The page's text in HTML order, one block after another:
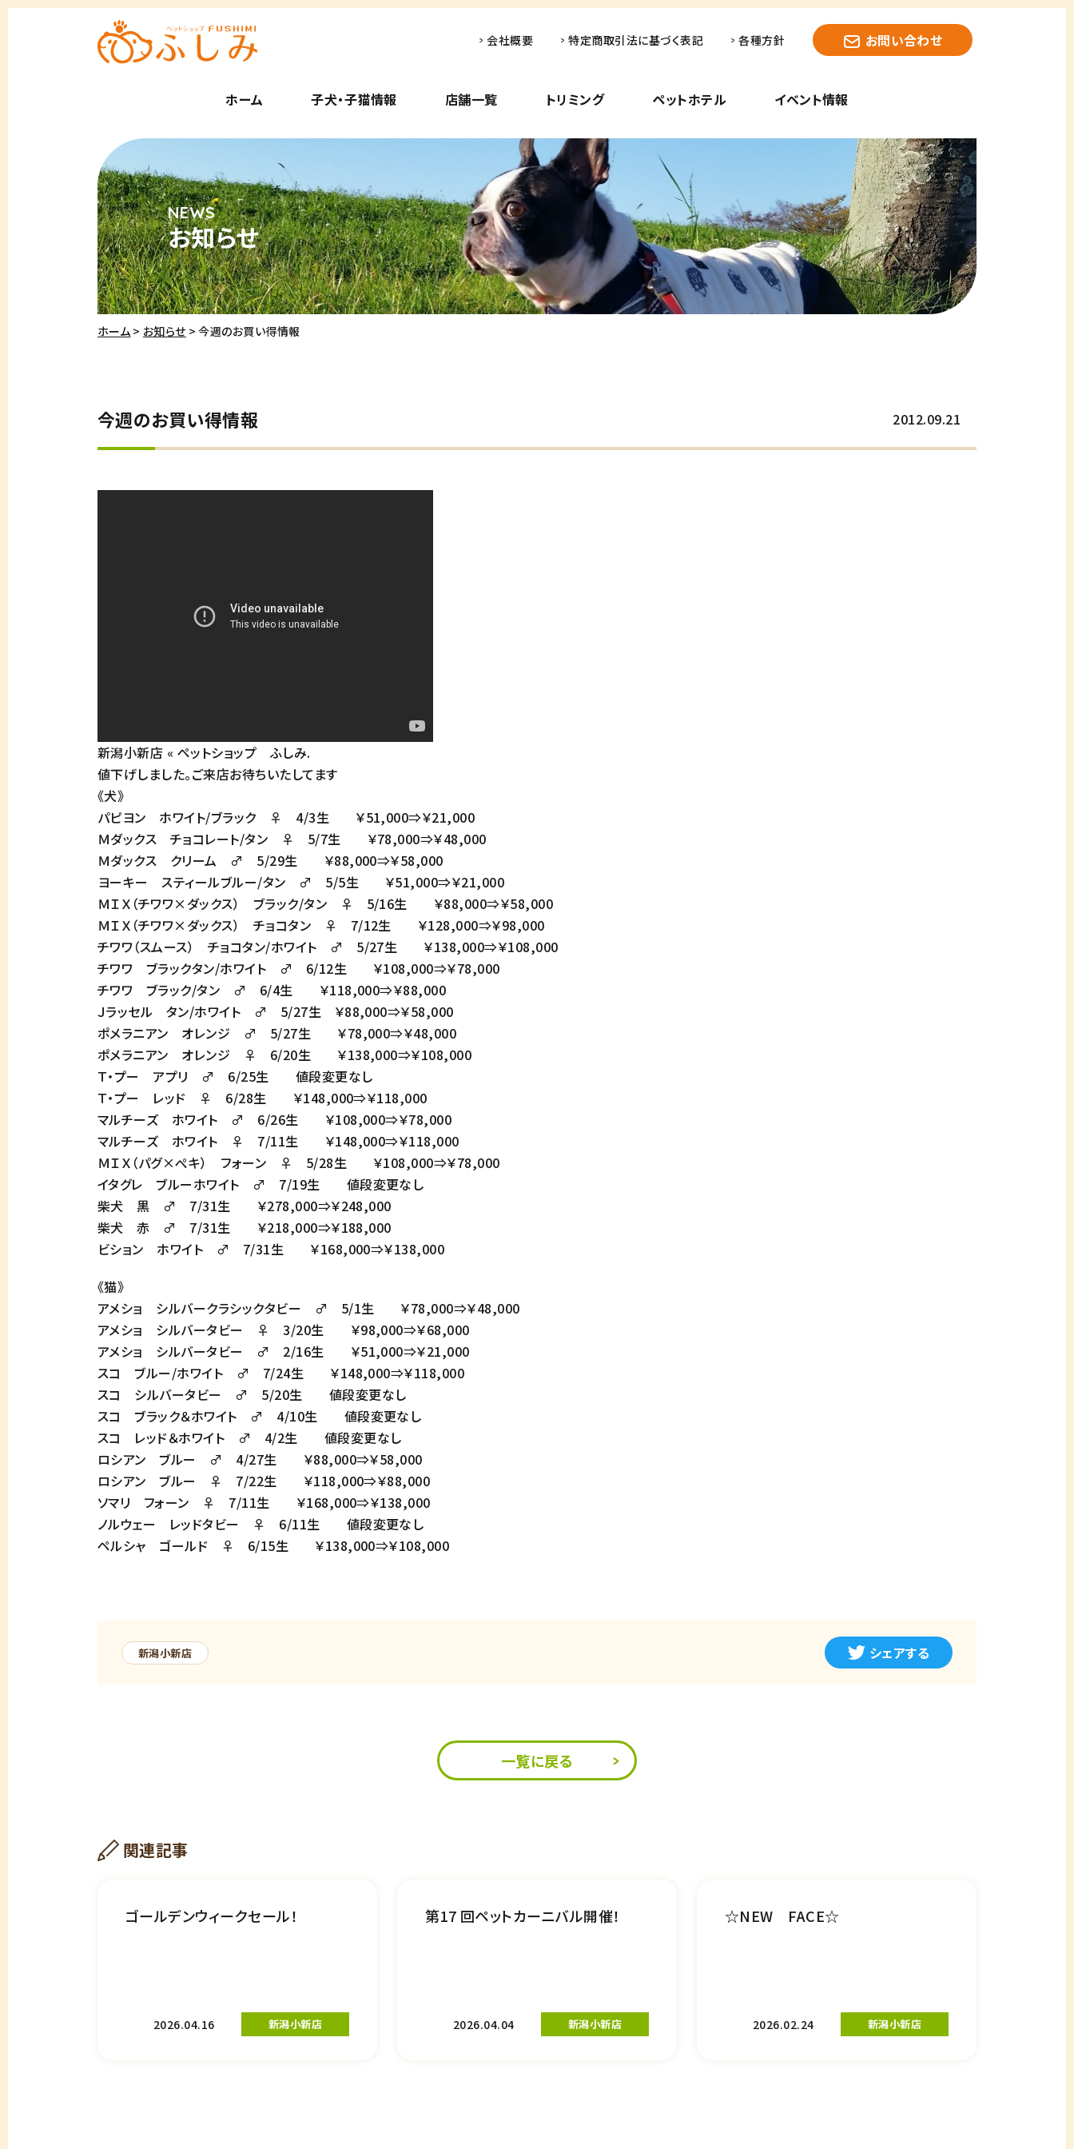
ホーム 子犬・子猫情報 店舗一覧 トリミング ペットホテル イベント情報
会社概要 特定商取引法に基づく表記 各種方針 お問い合わせ
お知らせ
ホーム お知らせ 今週のお買い得情報
2012.09.21
今週のお買い得情報
新潟小新店 « ペットショップ ふしみ.
値下げしました。ご来店お待ちいたしてます
《犬》
パピヨン ホワイト/ブラック ♀ 4/3生 ￥51,000⇒￥21,000
Ｍダックス チョコレート/タン ♀ 5/7生 ￥78,000⇒￥48,000
Ｍダックス クリーム ♂ 5/29生 ￥88,000⇒￥58,000
ヨーキー スティールブルー/タン ♂ 5/5生 ￥51,000⇒￥21,000
ＭＩＸ（チワワ×ダックス） ブラック/タン ♀ 5/16生 ￥88,000⇒￥58,000
ＭＩＸ（チワワ×ダックス） チョコタン ♀ 7/12生 ￥128,000⇒￥98,000
チワワ（スムース） チョコタン/ホワイト ♂ 5/27生 ￥138,000⇒￥108,000
チワワ ブラックタン/ホワイト ♂ 6/12生 ￥108,000⇒￥78,000
チワワ ブラック/タン ♂ 6/4生 ￥118,000⇒￥88,000
Ｊラッセル タン/ホワイト ♂ 5/27生 ￥88,000⇒￥58,000
ポメラニアン オレンジ ♂ 5/27生 ￥78,000⇒￥48,000
ポメラニアン オレンジ ♀ 6/20生 ￥138,000⇒￥108,000
Ｔ・プー アプリ ♂ 6/25生 値段変更なし
Ｔ・プー レッド ♀ 6/28生 ￥148,000⇒￥118,000
マルチーズ ホワイト ♂ 6/26生 ￥108,000⇒￥78,000
マルチーズ ホワイト ♀ 7/11生 ￥148,000⇒￥118,000
ＭＩＸ（パグ×ぺキ） フォーン ♀ 5/28生 ￥108,000⇒￥78,000
イタグレ ブルーホワイト ♂ 7/19生 値段変更なし
柴犬 黒 ♂ 7/31生 ￥278,000⇒￥248,000
柴犬 赤 ♂ 7/31生 ￥218,000⇒￥188,000
ビション ホワイト ♂ 7/31生 ￥168,000⇒￥138,000
《猫》
アメショ シルバークラシックタビー ♂ 5/1生 ￥78,000⇒￥48,000
アメショ シルバータビー ♀ 3/20生 ￥98,000⇒￥68,000
アメショ シルバータビー ♂ 2/16生 ￥51,000⇒￥21,000
スコ ブルー/ホワイト ♂ 7/24生 ￥148,000⇒￥118,000
スコ シルバータビー ♂ 5/20生 値段変更なし
スコ ブラック＆ホワイト ♂ 4/10生 値段変更なし
スコ レッド＆ホワイト ♂ 4/2生 値段変更なし
ロシアン ブルー ♂ 4/27生 ￥88,000⇒￥58,000
ロシアン ブルー ♀ 7/22生 ￥118,000⇒￥88,000
ソマリ フォーン ♀ 7/11生 ￥168,000⇒￥138,000
ノルウェー レッドタビー ♀ 6/11生 値段変更なし
ペルシャ ゴールド ♀ 6/15生 ￥138,000⇒￥108,000
新潟小新店 シェアする
一覧に戻る
関連記事
ゴールデンウィークセール！
2026.04.16 新潟小新店
第17 回ペットカーニバル開催！
2026.04.04 新潟小新店
☆NEW FACE☆
2026.02.24 新潟小新店